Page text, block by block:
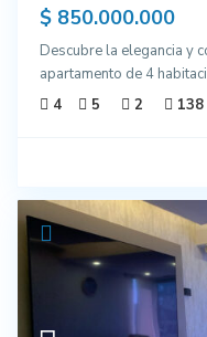
$ 850.000.000
Descubre la elegancia y
apartamento de 4
4
5 2 138